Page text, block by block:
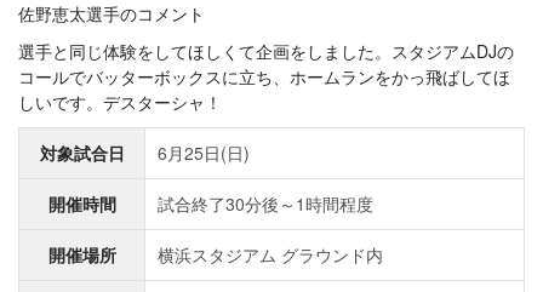
佐野恵太選手のコメント
選手と同じ体験をしてほしくて企画をしました。スタジアムDJの
コールでバッターボックスに立ち、ホームランをかっ飛ばしてほ
しいです。デスターシャ！
対象試合日 6月25日(日)
開催時間 試合終了30分後～1時間程度
開催場所 横浜スタジアム グラウンド内